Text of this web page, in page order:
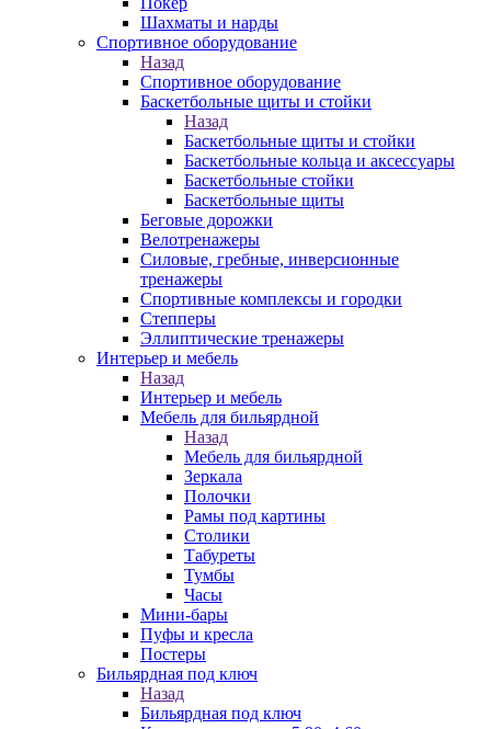
Шахматы и нарды
Спортивное оборудование
Назад
Спортивное оборудование
Баскетбольные щиты и стойки
Назад
Баскетбольные щиты и стойки
Баскетбольные кольца и аксессуары
Баскетбольные стойки
Баскетбольные щиты
Беговые дорожки
Велотренажеры
Силовые, гребные, инверсионные
тренажеры
Спортивные комплексы и городки
Степперы
Эллиптические тренажеры
Интерьер и мебель
Назад
Интерьер и мебель
Мебель для бильярдной
Назад
Мебель для бильярдной
Зеркала
Полочки
Рамы под картины
Столики
Табуреты
Тумбы
Часы
Мини-бары
Пуфы и кресла
Постеры
Бильярдная под ключ
Назад
Бильярдная под ключ